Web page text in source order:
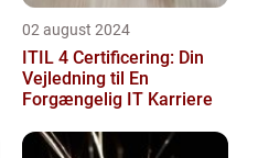
02 august 2024
ITIL 4 Certificering: Din
Vejledning til En
Forgængelig IT Karriere